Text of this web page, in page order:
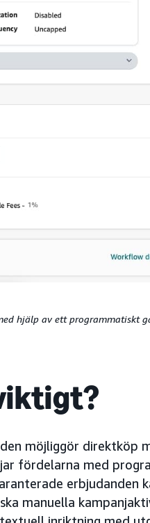
hjälp av ett programmatiskt
möjliggör direktköp
fördelarna med
erbjudanden
manuella